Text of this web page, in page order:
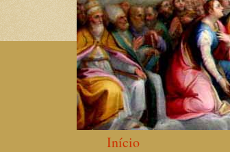
Início